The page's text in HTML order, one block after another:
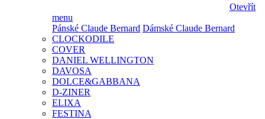
Otevřít
menu
Pánské Claude Bernard Dámské Claude Bernard
CLOCKODILE
COVER
DANIEL WELLINGTON
DAVOSA
DOLCE&GABBANA
D-ZINER
ELIXA
FESTINA